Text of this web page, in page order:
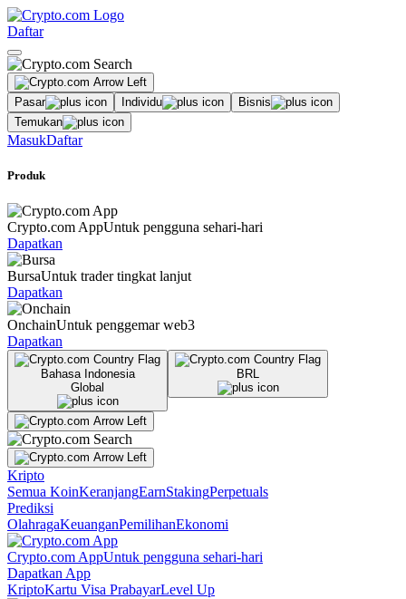
Daftar
Pasar Individu
Bisnis
Temukan
MasukDaftar
Produk
Crypto.com AppUntuk pengguna sehari-hari
Dapatkan
BursaUntuk trader tingkat lanjut
Dapatkan
OnchainUntuk penggemar web3
Dapatkan
Bahasa Indonesia
Global
BRL
Kripto
Semua KoinKeranjangEarnStakingPerpetuals
Prediksi
OlahragaKeuanganPemilihanEkonomi
Crypto.com AppUntuk pengguna sehari-hari
Dapatkan App
KriptoKartu Visa PrabayarLevel Up